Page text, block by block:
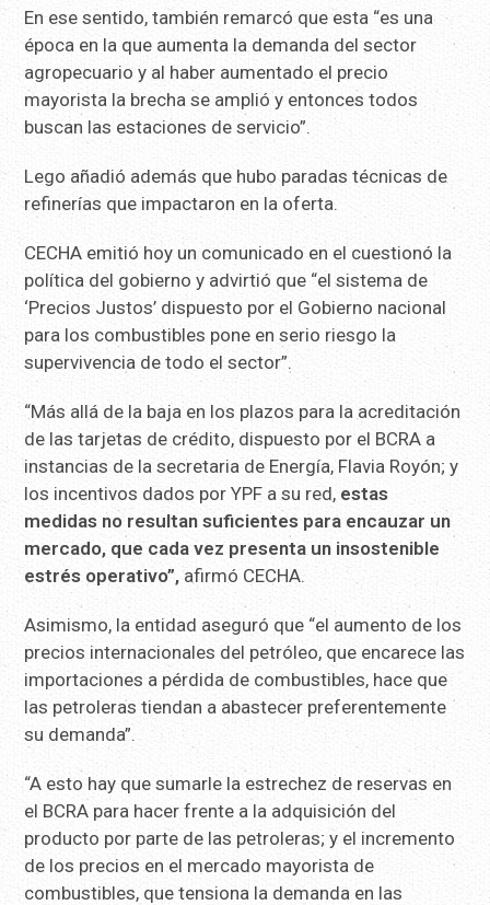
En ese sentido, también remarcó que esta “es una
época en la que aumenta la demanda del sector
agropecuario y al haber aumentado el precio
mayorista la brecha se amplió y entonces todos
buscan las estaciones de servicio”.
Lego añadió además que hubo paradas técnicas de
refinerías que impactaron en la oferta.
CECHA emitió hoy un comunicado en el cuestionó la
política del gobierno y advirtió que “el sistema de
‘Precios Justos’ dispuesto por el Gobierno nacional
para los combustibles pone en serio riesgo la
supervivencia de todo el sector”.
“Más allá de la baja en los plazos para la acreditación
de las tarjetas de crédito, dispuesto por el BCRA a
instancias de la secretaria de Energía, Flavia Royón; y
los incentivos dados por YPF a su red, estas
medidas no resultan suficientes para encauzar un
mercado, que cada vez presenta un insostenible
estrés operativo”, afirmó CECHA.
Asimismo, la entidad aseguró que “el aumento de los
precios internacionales del petróleo, que encarece las
importaciones a pérdida de combustibles, hace que
las petroleras tiendan a abastecer preferentemente
su demanda”.
“A esto hay que sumarle la estrechez de reservas en
el BCRA para hacer frente a la adquisición del
producto por parte de las petroleras; y el incremento
de los precios en el mercado mayorista de
combustibles, que tensiona la demanda en las